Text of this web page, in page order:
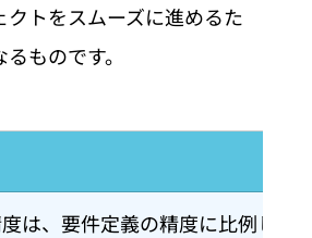
クトをスムーズに進めるた
ものです。
は、要件定義の精度に比例しま